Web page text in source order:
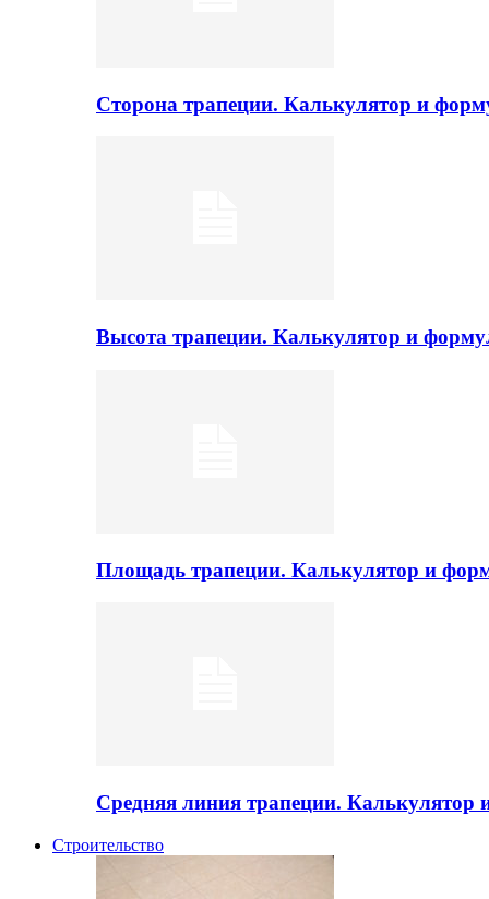
Сторона трапеции. Калькулятор и
Высота трапеции. Калькулятор и
Площадь трапеции. Калькулятор и
Средняя линия трапеции.
Строительство